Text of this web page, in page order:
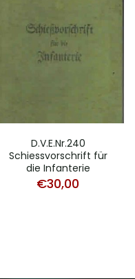
D.V.E.Nr.240
Schiessvorschrift für
die Infanterie
€30,00